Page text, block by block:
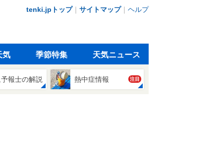
tenki.jpトップ｜ サイトマップ｜ ヘルプ
気 季節特集 天気ニュース
報士の解説 熱中症情報 注目